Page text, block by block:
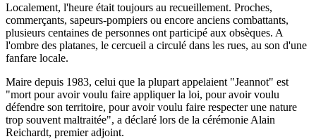
Localement, l'heure était toujours au recueillement. Proches,
commerçants, sapeurs-pompiers ou encore anciens combattants,
plusieurs centaines de personnes ont participé aux obsèques. A
l'ombre des platanes, le cercueil a circulé dans les rues, au son d'une
fanfare locale.
Maire depuis 1983, celui que la plupart appelaient "Jeannot" est
"mort pour avoir voulu faire appliquer la loi, pour avoir voulu
défendre son territoire, pour avoir voulu faire respecter une nature
trop souvent maltraitée", a déclaré lors de la cérémonie Alain
Reichardt, premier adjoint.